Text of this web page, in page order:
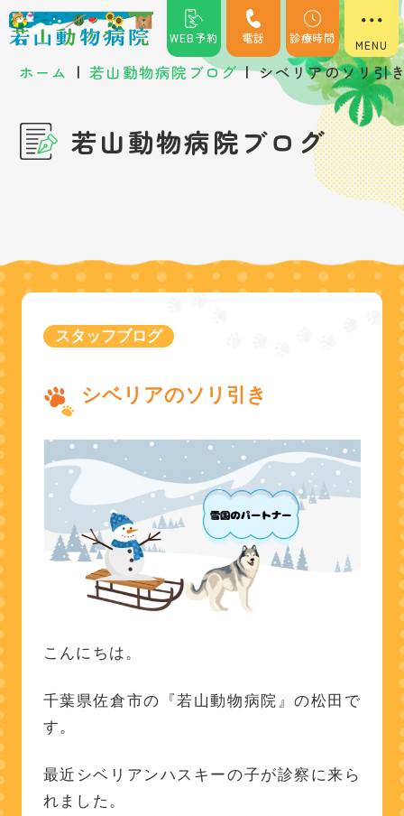
WEB予約 電話 診療時間
ホーム | 若山動物病院ブログ | シベリアのソリ引
若山動物病院ブログ
スタッフブログ
シベリアのソリ引き
こんにちは。
千葉県佐倉市の『若山動物病院』の松田で
す。
最近シベリアンハスキーの子が診察に来ら
れました。